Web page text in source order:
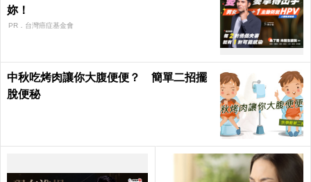
妳！
PR．台灣癌症基金會
中秋吃烤肉讓你大腹便便？ 簡單二招擺
脫便秘